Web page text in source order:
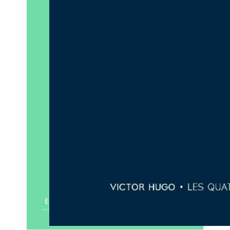
En savoir plus